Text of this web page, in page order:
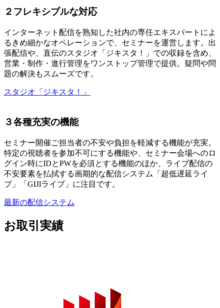
２フレキシブルな対応
インターネット配信を熟知した社内の専任エキスパートによ
るきめ細かなオペレーションで、セミナーを運営します。出
張配信や、直伝のスタジオ「ジキスタ！」での収録を含め、
営業・制作・進行管理をワンストップ管理で提供。疑問や問
題の解決もスムーズです。
スタジオ「ジキスタ！」
３各種充実の機能
セミナー開催ご担当者の不安や負担を軽減する機能が充実。
特定の視聴者を参加不可にする機能や、セミナー会場へのロ
グイン時にIDとPWを必須とする機能のほか、ライブ配信の
不安要素を払拭する画期的な配信システム「超低遅延ライ
ブ」「GIJIライブ」に注目です。
最新の配信システム
お取引実績